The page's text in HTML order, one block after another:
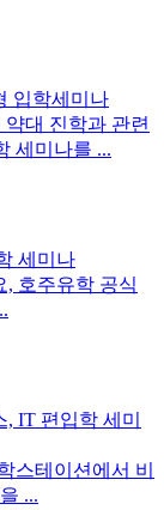
입학세미나
대 진학과 관련
세미나를 ...
세미나
호주유학 공식
IT 편입학 세미
스테이션에서 비
...